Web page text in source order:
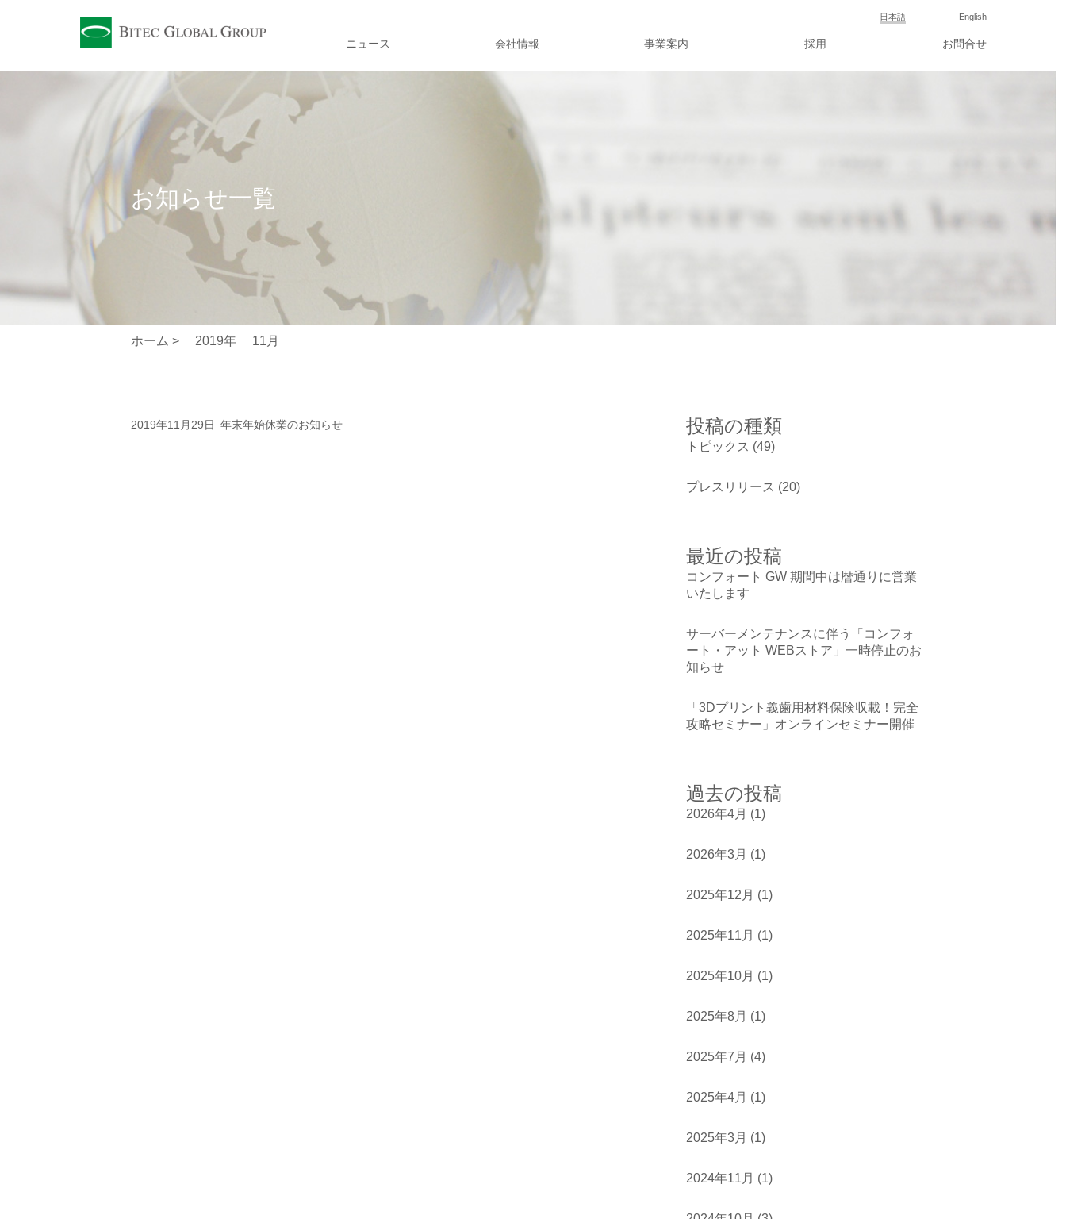
ニュース 会社情報 事業案内 採用 お問合せ
日本語 English
お知らせ一覧
ホーム > 2019年 11月
2019年11月29日 年末年始休業のお知らせ 投稿の種類
トピックス (49)
プレスリリース (20)
最近の投稿
コンフォート GW 期間中は暦通りに営業
いたします
サーバーメンテナンスに伴う「コンフォ
ート・アット WEBストア」一時停止のお
知らせ
「3Dプリント義歯用材料保険収載！完全
攻略セミナー」オンラインセミナー開催
過去の投稿
2026年4月 (1)
2026年3月 (1)
2025年12月 (1)
2025年11月 (1)
2025年10月 (1)
2025年8月 (1)
2025年7月 (4)
2025年4月 (1)
2025年3月 (1)
2024年11月 (1)